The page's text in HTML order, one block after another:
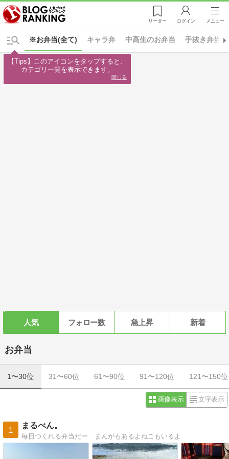
リーダー ログイン メニュー
※お弁当(全て) キャラ弁 中高生のお弁当 手抜き弁当
人気 フォロー数 急上昇 新着
お弁当
1〜30位 31〜60位 61〜90位 91〜120位 121〜150位
画像表示 文字表示
1
まるべん。
毎日つくれる弁当だー まんがもあるよねこもいるよ
【Tips】このアイコンをタップすると、
カテゴリ一覧を表示できます。
閉じる